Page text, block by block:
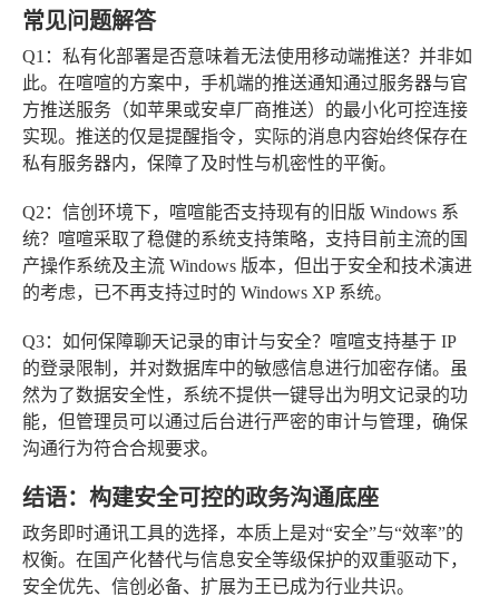
常见问题解答
Q1：私有化部署是否意味着无法使用移动端推送？ 并非如
此。在喧喧的方案中，手机端的推送通知通过服务器与官
方推送服务（如苹果或安卓厂商推送）的最小化可控连接
实现。推送的仅是提醒指令，实际的消息内容始终保存在
私有服务器内，保障了及时性与机密性的平衡。
Q2：信创环境下，喧喧能否支持现有的旧版 Windows 系
统？ 喧喧采取了稳健的系统支持策略，支持目前主流的国
产操作系统及主流 Windows 版本，但出于安全和技术演进
的考虑，已不再支持过时的 Windows XP 系统。
Q3：如何保障聊天记录的审计与安全？ 喧喧支持基于 IP
的登录限制，并对数据库中的敏感信息进行加密存储。虽
然为了数据安全性，系统不提供一键导出为明文记录的功
能，但管理员可以通过后台进行严密的审计与管理，确保
沟通行为符合合规要求。
结语：构建安全可控的政务沟通底座
政务即时通讯工具的选择，本质上是对“安全”与“效率”的
权衡。在国产化替代与信息安全等级保护的双重驱动下，
安全优先、信创必备、扩展为王 已成为行业共识。